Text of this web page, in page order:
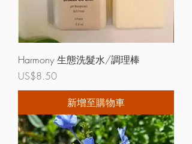
Harmony 生態洗髮水/調理棒
價格
US$8.50
新增至購物車